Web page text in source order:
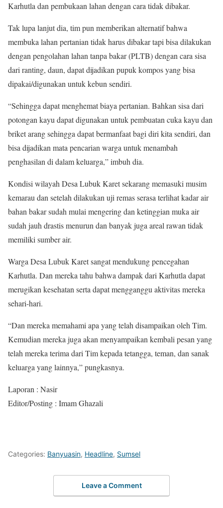
Karhutla dan pembukaan lahan dengan cara tidak dibakar.
Tak lupa lanjut dia, tim pun memberikan alternatif bahwa
membuka lahan pertanian tidak harus dibakar tapi bisa dilakukan
dengan pengolahan lahan tanpa bakar (PLTB) dengan cara sisa
dari ranting, daun, dapat dijadikan pupuk kompos yang bisa
dipakai/digunakan untuk kebun sendiri.
“Sehingga dapat menghemat biaya pertanian. Bahkan sisa dari
potongan kayu dapat digunakan untuk pembuatan cuka kayu dan
briket arang sehingga dapat bermanfaat bagi diri kita sendiri, dan
bisa dijadikan mata pencarian warga untuk menambah
penghasilan di dalam keluarga,” imbuh dia.
Kondisi wilayah Desa Lubuk Karet sekarang memasuki musim
kemarau dan setelah dilakukan uji remas serasa terlihat kadar air
bahan bakar sudah mulai mengering dan ketinggian muka air
sudah jauh drastis menurun dan banyak juga areal rawan tidak
memiliki sumber air.
Warga Desa Lubuk Karet sangat mendukung pencegahan
Karhutla. Dan mereka tahu bahwa dampak dari Karhutla dapat
merugikan kesehatan serta dapat mengganggu aktivitas mereka
sehari-hari.
“Dan mereka memahami apa yang telah disampaikan oleh Tim.
Kemudian mereka juga akan menyampaikan kembali pesan yang
telah mereka terima dari Tim kepada tetangga, teman, dan sanak
keluarga yang lainnya,” pungkasnya.
Laporan : Nasir
Editor/Posting : Imam Ghazali
Categories: Banyuasin, Headline, Sumsel
Leave a Comment